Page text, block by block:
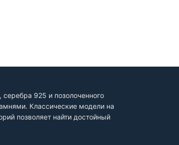
925 и позолоченного
Классические модели на
позволяет найти достойный